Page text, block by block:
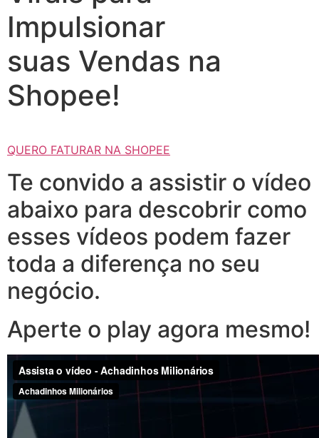
Impulsionar
suas Vendas na
Shopee!
QUERO FATURAR NA SHOPEE
Te convido a assistir o vídeo
abaixo para descobrir como
esses vídeos podem fazer
toda a diferença no seu
negócio.
Aperte o play agora mesmo!